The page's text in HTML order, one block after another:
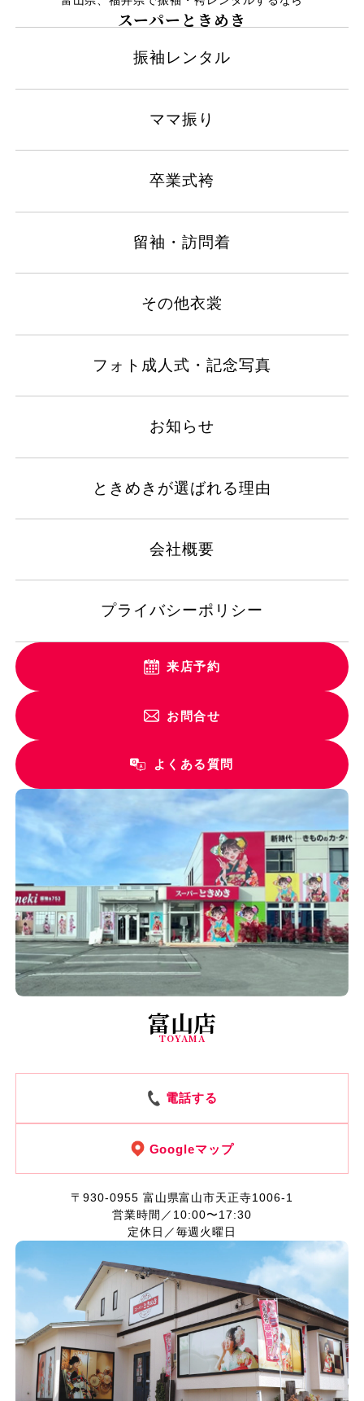
スーパーときめき
振袖レンタル
ママ振り
卒業式袴
留袖・訪問着
その他衣裳
フォト成人式・記念写真
お知らせ
ときめきが選ばれる理由
会社概要
プライバシーポリシー
来店予約
お問合せ
よくある質問
富山店
TOYAMA
電話する
Googleマップ
〒930-0955 富山県富山市天正寺1006-1
営業時間／10:00〜17:30
定休日／毎週火曜日